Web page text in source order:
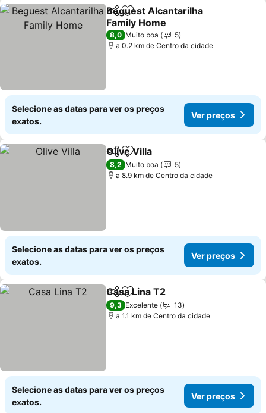
PartilharAdicionar aos favoritos
Beguest Alcantarilha
Family Home
Ver preços
8,0 Muito boa
5
a 0.2 km de Centro da cidade
Selecione as datas para ver os preços
exatos.
Ver preços
PartilharAdicionar aos favoritos
Olive Villa
8,2 Muito boa
5
a 8.9 km de Centro da cidade
Selecione as datas para ver os preços
exatos.
Ver preços
PartilharAdicionar aos favoritos
Casa Lina T2
9,3 Excelente
13
a 1.1 km de Centro da cidade
Selecione as datas para ver os preços
exatos.
Ver preços